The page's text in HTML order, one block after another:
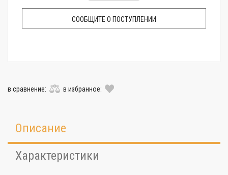
СООБЩИТЕ О ПОСТУПЛЕНИИ
в сравнение: в избранное:
Описание
Характеристики